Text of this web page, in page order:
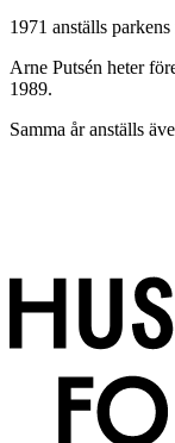
1971 anställs
Arne Putsén heter
1989.
Samma år anställs